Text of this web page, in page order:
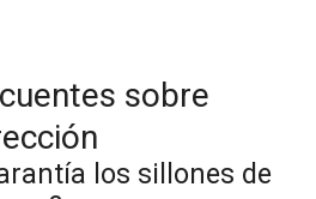
sobre
los sillones de